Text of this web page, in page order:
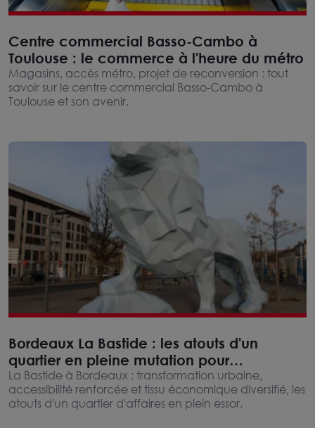
Centre commercial Basso-Cambo à
Toulouse : le commerce à l'heure du métro
Magasins, accès métro, projet de reconversion : tout
savoir sur le centre commercial Basso-Cambo à
Toulouse et son avenir.
Bordeaux La Bastide : les atouts d'un
quartier en pleine mutation pour
l'implantation d'entreprises
La Bastide à Bordeaux : transformation urbaine,
accessibilité renforcée et tissu économique diversifié, les
atouts d'un quartier d'affaires en plein essor.